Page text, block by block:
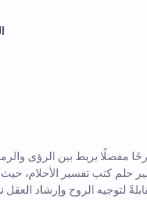
مفصلًا يربط بين الرؤى
حلم كتب تفسير الأحلام، حيث
لتوجيه الروح وإرشاد العقل